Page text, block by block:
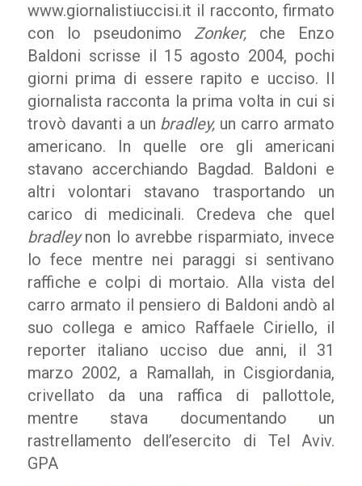
www.giornalistiuccisi.it il racconto, firmato
con lo pseudonimo Zonker, che Enzo
Baldoni scrisse il 15 agosto 2004, pochi
giorni prima di essere rapito e ucciso. Il
giornalista racconta la prima volta in cui si
trovò davanti a un bradley, un carro armato
americano. In quelle ore gli americani
stavano accerchiando Bagdad. Baldoni e
altri volontari stavano trasportando un
carico di medicinali. Credeva che quel
bradleynon lo avrebbe risparmiato, invece
lo fece mentre nei paraggi si sentivano
raffiche e colpi di mortaio. Alla vista del
carro armato il pensiero di Baldoni andò al
suo collega e amico Raffaele Ciriello, il
reporter italiano ucciso due anni, il 31
marzo 2002, a Ramallah, in Cisgiordania,
crivellato da una raffica di pallottole,
mentre stava documentando un
rastrellamento dell’esercito di Tel Aviv.
GPA